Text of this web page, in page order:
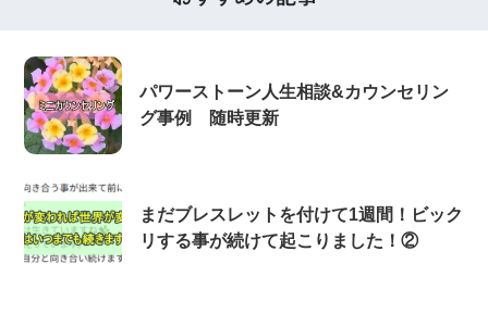
パワーストーン人生相談&カウンセリン
グ事例 随時更新
まだブレスレットを付けて1週間！ビック
リする事が続けて起こりました！②